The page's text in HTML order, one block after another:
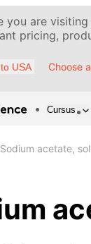
you are
pricing,
USA Choose
Cursus
Sodium acetate,